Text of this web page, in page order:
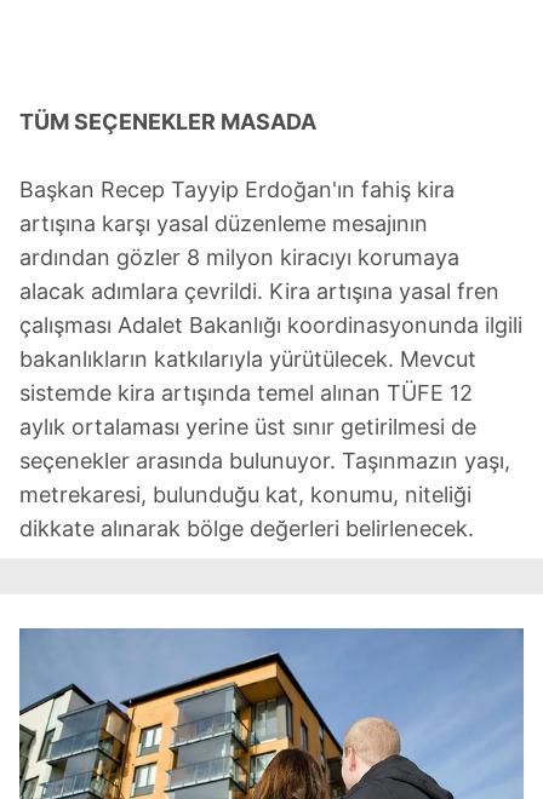
TÜM SEÇENEKLER MASADA
Başkan Recep Tayyip Erdoğan'ın fahiş kira
artışına karşı yasal düzenleme mesajının
ardından gözler 8 milyon kiracıyı korumaya
alacak adımlara çevrildi. Kira artışına yasal fren
çalışması Adalet Bakanlığı koordinasyonunda ilgili
bakanlıkların katkılarıyla yürütülecek. Mevcut
sistemde kira artışında temel alınan TÜFE 12
aylık ortalaması yerine üst sınır getirilmesi de
seçenekler arasında bulunuyor. Taşınmazın yaşı,
metrekaresi, bulunduğu kat, konumu, niteliği
dikkate alınarak bölge değerleri belirlenecek.